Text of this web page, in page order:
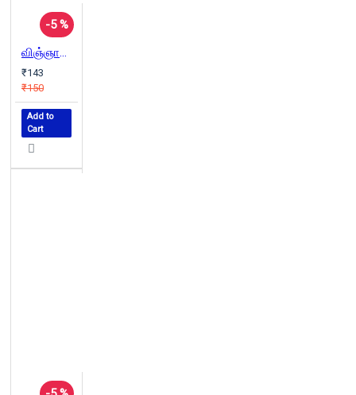
-5 %
விஞ்ஞான லோகாயத வாதம்
₹143
₹150
Add to
Cart